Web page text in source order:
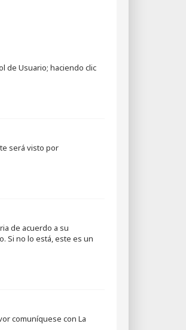
de Usuario; haciendo clic
será visto por
de acuerdo a su
Si no lo está, este es un
comuníquese con La